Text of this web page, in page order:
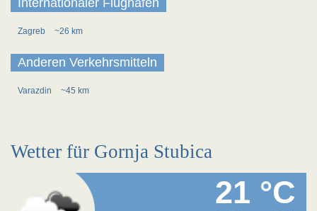
Internationaler Flughafen
Zagreb ~26 km
Anderen Verkehrsmitteln
Varazdin ~45 km
Wetter für Gornja Stubica
21 °C